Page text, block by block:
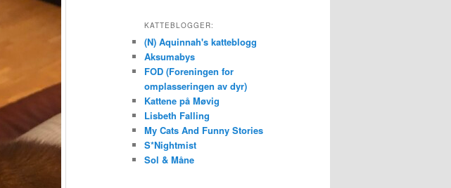
KATTEBLOGGER:
(N) Aquinnah's katteblogg
Aksumabys
FOD (Foreningen for
omplasseringen av dyr)
Kattene på Møvig
Lisbeth Falling
My Cats And Funny Stories
S*Nightmist
Sol & Måne